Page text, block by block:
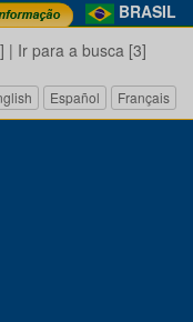
BRASIL
| Ir para a busca [3]
Español Français